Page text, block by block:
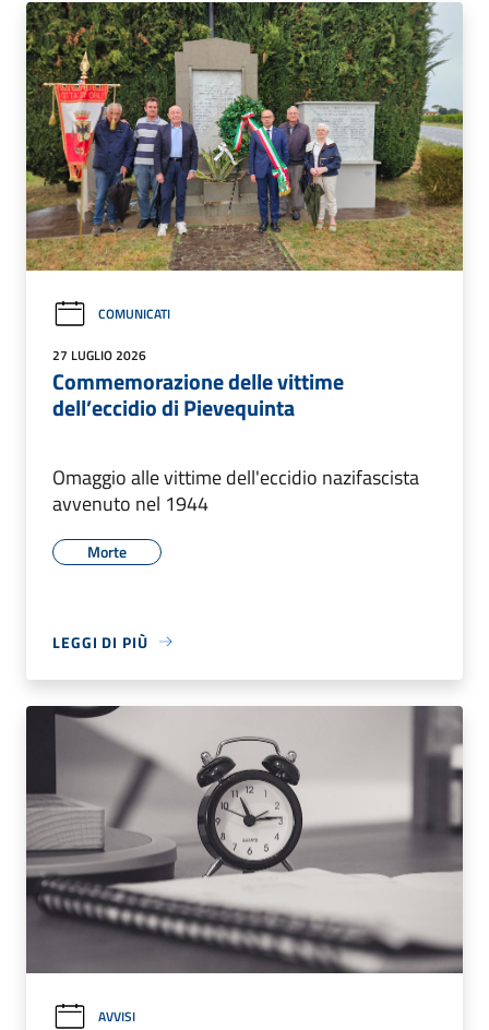
COMUNICATI
27 LUGLIO 2026
Commemorazione delle vittime
dell’eccidio di Pievequinta
Omaggio alle vittime dell'eccidio nazifascista
avvenuto nel 1944
Morte
LEGGI DI PIÙ
AVVISI